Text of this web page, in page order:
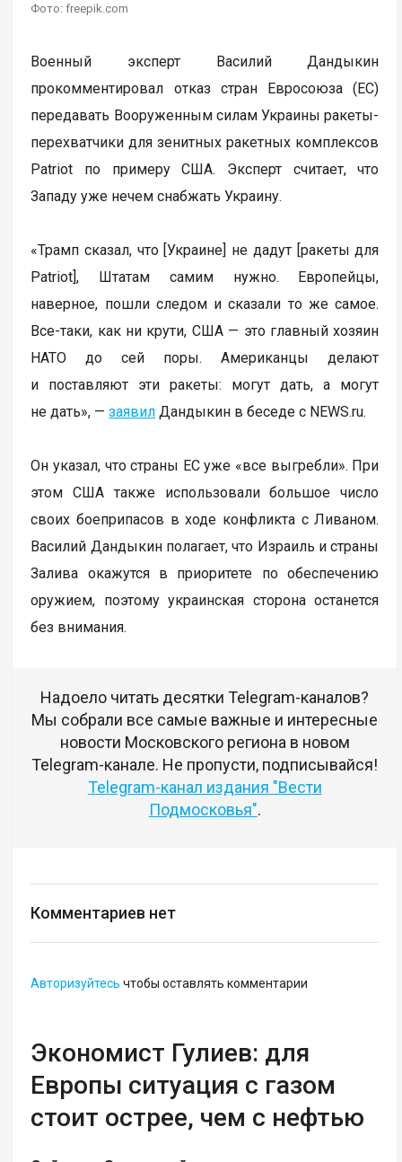
Фото: freepik.com
Военный эксперт Василий Дандыкин
прокомментировал отказ стран Евросоюза (ЕС)
передавать Вооруженным силам Украины ракеты-
перехватчики для зенитных ракетных комплексов
Patriot по примеру США. Эксперт считает, что
Западу уже нечем снабжать Украину.
«Трамп сказал, что [Украине] не дадут [ракеты для
Patriot], Штатам самим нужно. Европейцы,
наверное, пошли следом и сказали то же самое.
Все-таки, как ни крути, США — это главный хозяин
НАТО до сей поры. Американцы делают
и поставляют эти ракеты: могут дать, а могут
не дать», —заявил Дандыкин в беседе с NEWS.ru.
Он указал, что страны ЕС уже «все выгребли». При
этом США также использовали большое число
своих боеприпасов в ходе конфликта с Ливаном.
Василий Дандыкин полагает, что Израиль и страны
Залива окажутся в приоритете по обеспечению
оружием, поэтому украинская сторона останется
без внимания.
Надоело читать десятки Telegram-каналов?
Мы собрали все самые важные и интересные
новости Московского региона в новом
Telegram-канале. Не пропусти, подписывайся!
Telegram-канал издания "Вести
Подмосковья".
Комментариев нет
Авторизуйтесь чтобы оставлять комментарии
Экономист Гулиев: для
Европы ситуация с газом
стоит острее, чем с нефтью